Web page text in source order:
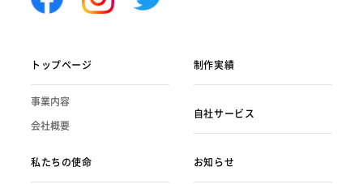
トップページ
事業内容
会社概要
私たちの使命
制作実績
自社サービス
お知らせ